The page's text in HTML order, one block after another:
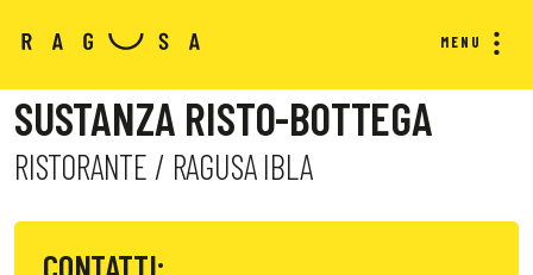
MENU
SUSTANZA RISTO-BOTTEGA
RISTORANTE / RAGUSA IBLA
CONTATTI: